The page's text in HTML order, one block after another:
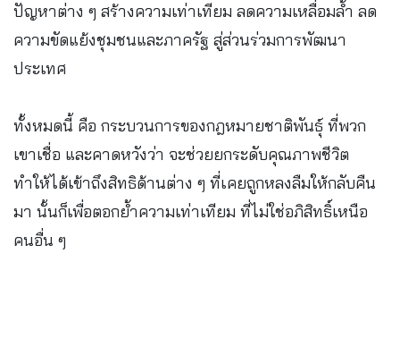
ปัญหาต่าง ๆ สร้างความเท่าเทียม ลดความเหลื่อมล้ำ ลด
ความขัดแย้งชุมชนและภาครัฐ สู่ส่วนร่วมการพัฒนา
ประเทศ
ทั้งหมดนี้ คือ กระบวนการของกฎหมายชาติพันธุ์ ที่พวก
เขาเชื่อ และคาดหวังว่า จะช่วยยกระดับคุณภาพชีวิต
ทำให้ได้เข้าถึงสิทธิด้านต่าง ๆ ที่เคยถูกหลงลืมให้กลับคืน
มา นั้นก็เพื่อตอกย้ำความเท่าเทียม ที่ไม่ใช่อภิสิทธิ์เหนือ
คนอื่น ๆ